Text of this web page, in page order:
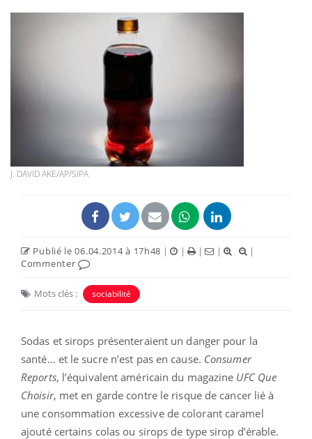
J. DAVID AKE/AP/SIPA
Publié le 06.04.2014 à 17h48 | | | |
|
Commenter
Mots clés : sociabilité
Sodas et sirops présenteraient un danger pour la
santé… et le sucre n’est pas en cause. Consumer
Reports, l’équivalent américain du magazine UFC Que
Choisir, met en garde contre le risque de cancer lié à
une consommation excessive de colorant caramel
ajouté certains colas ou sirops de type sirop d’érable.